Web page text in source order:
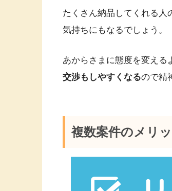
たくさん納品してくれる人
気持ちにもなるでしょう。
あからさまに態度を変える
交渉もしやすくなるので精
複数案件のメリ